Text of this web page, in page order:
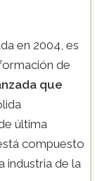
en 2004, es
de
que
última
compuesto
industria de la